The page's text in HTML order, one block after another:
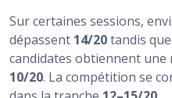
Sur certaines sessions,
dépassent 14/20tandis
candidates obtiennent
10/20. La compétition se